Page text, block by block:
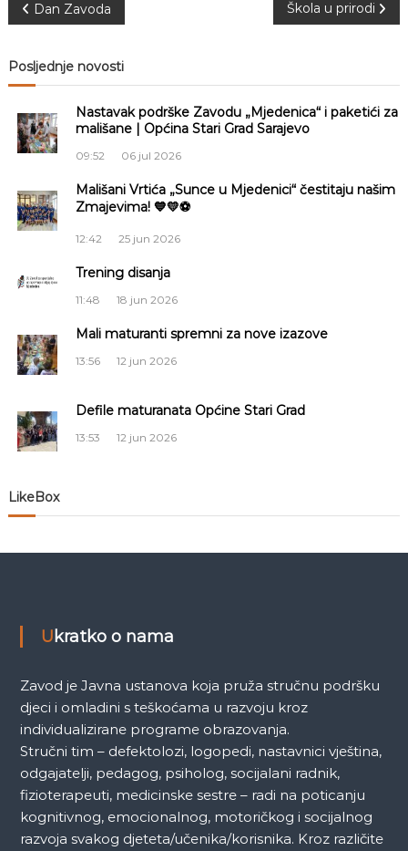
N
a
v
a
a
č
a
n
k
Dan Zavoda Škola u prirodi
Posljednje novosti
Nastavak podrške Zavodu „Mjedenica“ i paketići za
mališane | Općina Stari Grad Sarajevo
09:52 06 jul 2026
Mališani Vrtića „Sunce u Mjedenici“ čestitaju našim
Zmajevima! 💙💛⚽
12:42 25 jun 2026
Trening disanja
11:48 18 jun 2026
Mali maturanti spremni za nove izazove
13:56 12 jun 2026
Defile maturanata Općine Stari Grad
13:53 12 jun 2026
LikeBox
Ukratko o nama
Zavod je Javna ustanova koja pruža stručnu podršku
djeci i omladini s teškoćama u razvoju kroz
individualizirane programe obrazovanja.
Stručni tim – defektolozi, logopedi, nastavnici vještina,
odgajatelji, pedagog, psiholog, socijalani radnik,
fizioterapeuti, medicinske sestre – radi na poticanju
kognitivnog, emocionalnog, motoričkog i socijalnog
razvoja svakog djeteta/učenika/korisnika. Kroz različite